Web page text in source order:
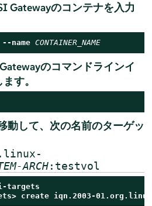
Gatewayのコンテナを入力
name CONTAINER_NAME
のコマンドラインイ
す。
動して、次の名前のターゲッ
ARCH:testvol
create iqn.2003-